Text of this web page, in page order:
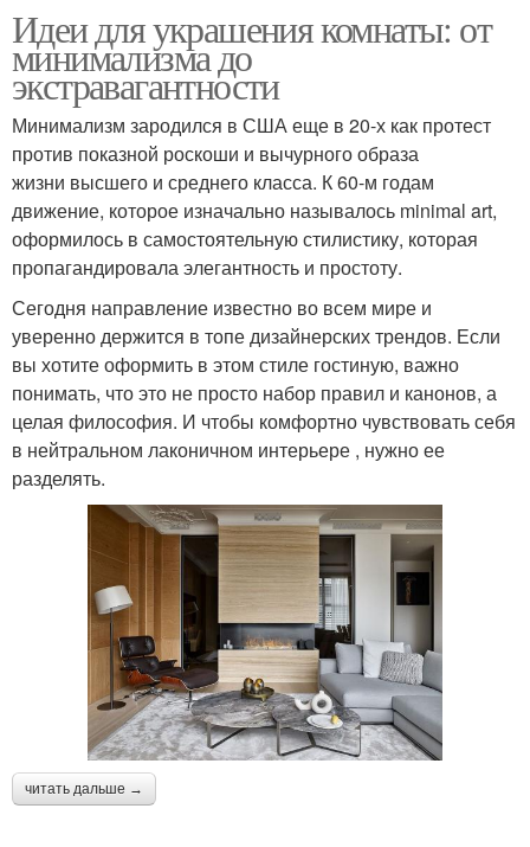
Идеи для украшения комнаты: от
минимализма до
экстравагантности
Минимализм зародился в США еще в 20-х как протест
против показной роскоши и вычурного образа
жизни высшего и среднего класса. К 60-м годам
движение, которое изначально называлось minimal art,
оформилось в самостоятельную стилистику, которая
пропагандировала элегантность и простоту.
Сегодня направление известно во всем мире и
уверенно держится в топе дизайнерских трендов. Если
вы хотите оформить в этом стиле гостиную, важно
понимать, что это не просто набор правил и канонов, а
целая философия. И чтобы комфортно чувствовать себя
в нейтральном лаконичном интерьере , нужно ее
разделять.
читать дальше →